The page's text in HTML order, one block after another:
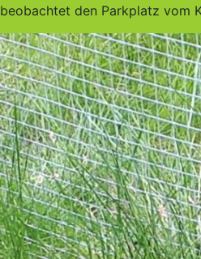
beobachtet den Parkplatz vom